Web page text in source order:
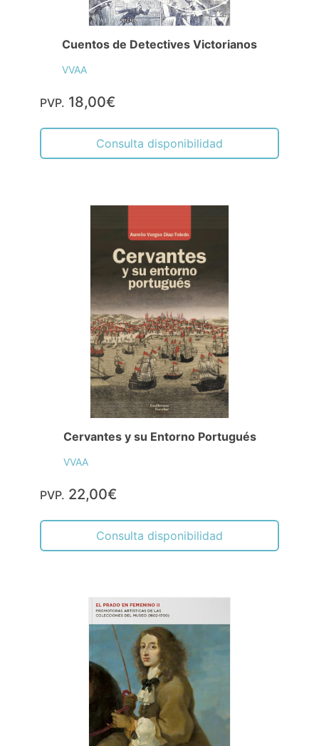
Cuentos de Detectives Victorianos
VVAA
PVP. 18,00€
Consulta disponibilidad
Cervantes y su Entorno Portugués
VVAA
PVP. 22,00€
Consulta disponibilidad